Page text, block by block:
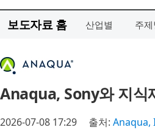
보도자료 홈 산업별 주제
Anaqua, Sony와 지식
2026-07-08 17:29 출처: Anaqua,